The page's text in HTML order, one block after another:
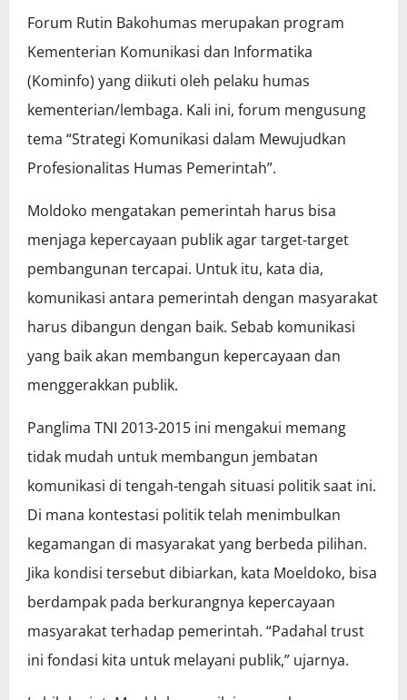
Forum Rutin Bakohumas merupakan program
Kementerian Komunikasi dan Informatika
(Kominfo) yang diikuti oleh pelaku humas
kementerian/lembaga. Kali ini, forum mengusung
tema “Strategi Komunikasi dalam Mewujudkan
Profesionalitas Humas Pemerintah”.
Moldoko mengatakan pemerintah harus bisa
menjaga kepercayaan publik agar target-target
pembangunan tercapai. Untuk itu, kata dia,
komunikasi antara pemerintah dengan masyarakat
harus dibangun dengan baik. Sebab komunikasi
yang baik akan membangun kepercayaan dan
menggerakkan publik.
Panglima TNI 2013-2015 ini mengakui memang
tidak mudah untuk membangun jembatan
komunikasi di tengah-tengah situasi politik saat ini.
Di mana kontestasi politik telah menimbulkan
kegamangan di masyarakat yang berbeda pilihan.
Jika kondisi tersebut dibiarkan, kata Moeldoko, bisa
berdampak pada berkurangnya kepercayaan
masyarakat terhadap pemerintah. “Padahal trust
ini fondasi kita untuk melayani publik,” ujarnya.